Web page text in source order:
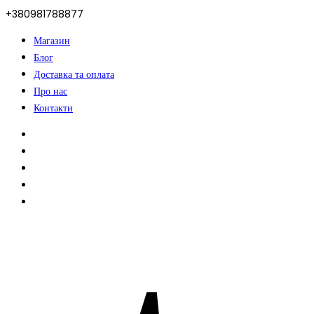
+380981788877
Магазин
Блог
Доставка та оплата
Про нас
Контакти